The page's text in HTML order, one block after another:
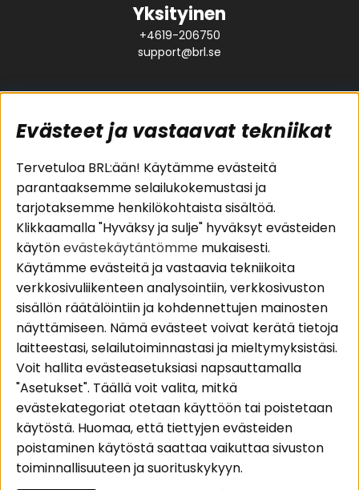
Yksityinen
+4619-206750
support@brl.se
Suositut sivut
Pakettiratkaisut
Autostereot
Kaiuttimet
Päätevahvistimet
Lisätarvikkeet
Kaapelit
Asiakaspalvelu
Evästeet
Huolto- ja
takuutiedot
Ostoehdot
Palautus
Tietosuojapolitiikka
Alueet
Autohifi
Kotihifi
Uutuudet
Seuraa meitä
Instagram
Facebook
Youtube
Tiktok
Evästeet ja vastaavat tekniikat
Tervetuloa BRL:ään! Käytämme evästeitä
parantaaksemme selailukokemustasi ja
tarjotaksemme henkilökohtaista sisältöä.
Klikkaamalla "Hyväksy ja sulje" hyväksyt evästeiden
käytönevästekäytäntömme mukaisesti.
Käytämme evästeitä ja vastaavia tekniikoita
verkkosivuliikenteen analysointiin, verkkosivuston
sisällön räätälöintiin ja kohdennettujen mainosten
näyttämiseen. Nämä evästeet voivat kerätä tietoja
laitteestasi, selailutoiminnastasi ja mieltymyksistäsi.
Voit hallita evästeasetuksiasi napsauttamalla
"Asetukset". Täällä voit valita, mitkä
evästekategoriat otetaan käyttöön tai poistetaan
käytöstä. Huomaa, että tiettyjen evästeiden
poistaminen käytöstä saattaa vaikuttaa sivuston
toiminnallisuuteen ja suorituskykyyn.